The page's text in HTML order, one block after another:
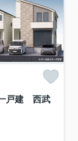
戸建 西武